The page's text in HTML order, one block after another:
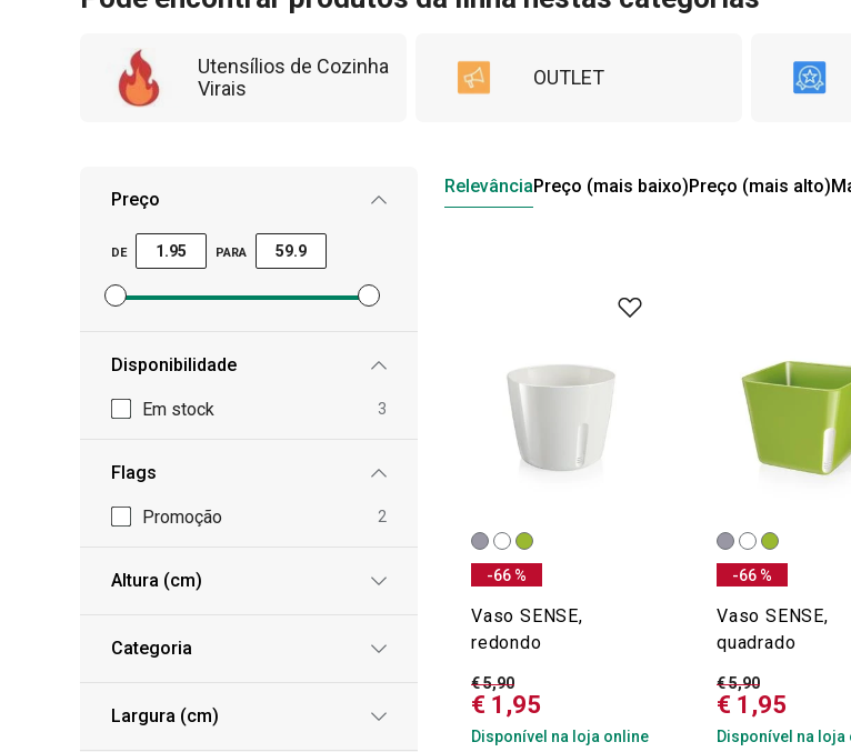
Utensílios de Cozinha
Virais
OUTLET
Preço
DE PARA
Definir filtro de preço mínimo
Definir filtro de preço máximo
Disponibilidade
Em stock 3
Flags
Promoção 2
Altura (cm)
Categoria
Largura (cm)
RelevânciaPreço (mais baixo)Preço (mais alto)
-66 %
Vaso SENSE,
redondo
€ 5,90
€ 1,95
Disponível na loja online
-66 %
Vaso SENSE,
quadrado
€ 5,90
€ 1,95
Disponível na loja